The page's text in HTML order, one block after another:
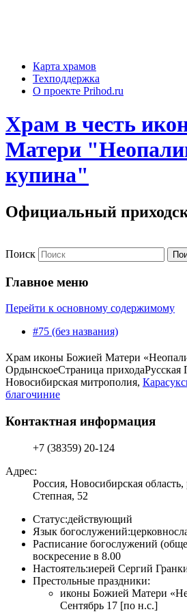
Карта храмов
Техподдержка
О проекте Prihod.ru
Храм в честь
Матери
купина"
Официальный
Поиск
Главное меню
Перейти к основному содержимому
#75 (без названия)
Храм иконы Божией Матери
ОрдынскоеСтраница приходаРусская
Новосибирская митрополия,
благочиние
Контактная информация
+7 (38359) 20-124
Адрес:
Россия, Новосибирская
Степная, 52
Статус:действующий
Язык богослужений:
Расписание богослужений
воскресение в 8.00
Настоятель:иерей Сергий
Престольные праздники:
иконы Божией Матери
Сентябрь 17 [по н.с.]